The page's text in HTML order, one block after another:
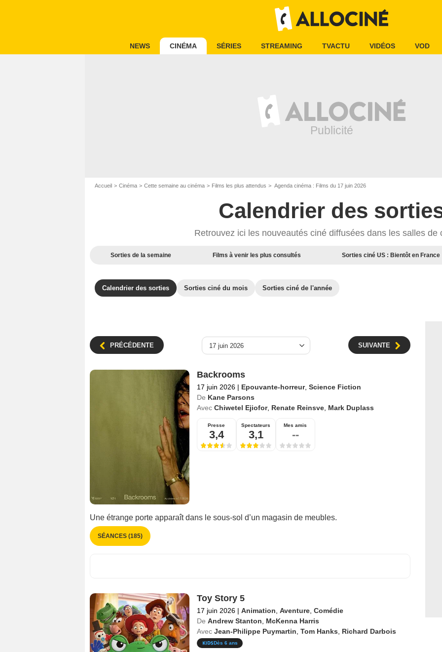
NEWS CINÉMA SÉRIES STREAMING TVACTU VIDÉOS VOD
Accueil Cinéma Cette semaine au cinéma Films les plus attendus Agenda cinéma : Films du 17 juin 2026
Calendrier des
Retrouvez ici les nouveautés ciné diffusées dans les salles de
Sorties de la semaine Films à venir les plus consultés Sorties ciné US : Bientôt en France
Calendrier des sorties Sorties ciné du mois Sorties ciné de l'année
PRÉCÉDENTE SUIVANTE
Backrooms
17 juin 2026 | Epouvante-horreur, Science Fiction
De Kane Parsons
Avec Chiwetel Ejiofor, Renate Reinsve, Mark Duplass
Presse
3,4
Spectateurs
3,1
Mes amis
--
Une étrange porte apparaît dans le sous-sol d’un magasin de meubles.
SÉANCES (185)
Toy Story 5
17 juin 2026 | Animation Aventure, Comédie
De Andrew Stanton
McKenna Harris
Avec Jean-Philippe Puymartin Tom Hanks Richard Darbois
Dès 6 ans